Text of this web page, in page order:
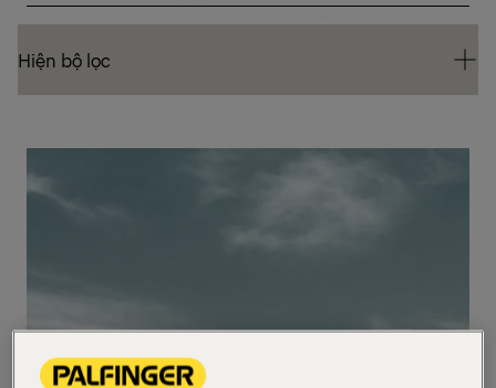
Hiện bộ lọc
Hiện bộ lọc